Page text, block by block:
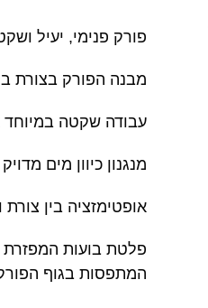
פורק פנימי, יעיל
מבנה הפורק בצורת
עבודה שקטה במיוחד
מנגנון כיוון מים
אופטימזציה בין
פלטת בועות המפזרת
המתפסות בגוף